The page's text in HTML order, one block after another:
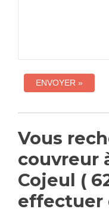
Vous
couvreur
Cojeul (
effectuer